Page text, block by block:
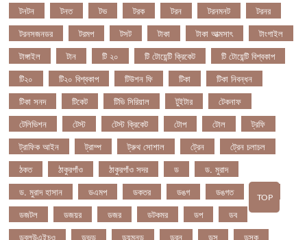
টনটন
টনত টভ টরক টরন টরনমনট
টরনর
টরনসজনডর
টরমপ টসট টাকা টাকা আত্মসাৎ
টাংগাইল
টাঙ্গাইল
টান টি ২০ টি টোয়েন্টি ক্রিকেট
টি টোয়েন্টি বিশ্বকাপ
টি২০
টি২০ বিশ্বকাপ টিউশন ফি টিকা
টিকা নিবন্ধন
টিকা সনদ
টিকেট টিভি সিরিয়াল টুইটার
টেকনাফ
টেলিভিশন
টেস্ট টেস্ট ক্রিকেট টোপ টোল
ট্রফি
ট্রাফিক আইন
ট্রাম্প ট্রুথ সোশাল ট্রেন
ট্রেন চলাচল
ঠকত
ঠাকুরগাঁও ঠাকুরগাঁও সদর ড
ড. মুরাদ
ড. মুরাদ হাসান
ডএমপ ডকতর ডঙগ ডঙগত
ডজটল
ডজয়র ডজর ডটকমর ডপ
ডব
ডবলউএইচও
ডভড ডয়মনড ডরন ডস ডসক
TOP